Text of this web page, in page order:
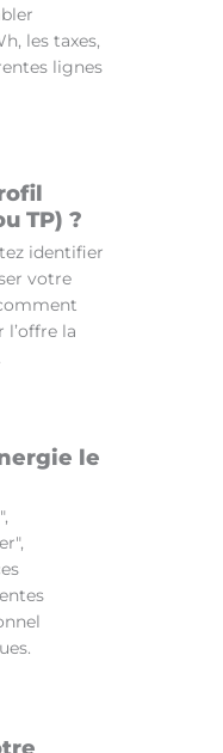
les taxes,
lignes
TP) ?
identifier
votre
la
le